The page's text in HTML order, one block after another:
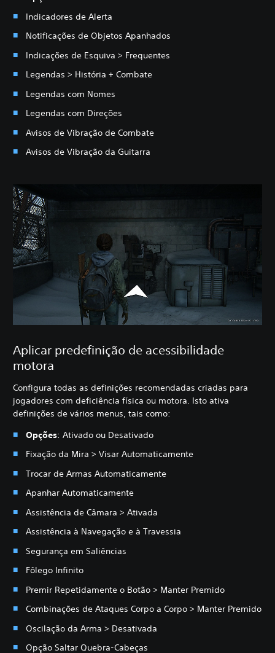
Indicadores de Alerta
Notificações de Objetos Apanhados
Indicações de Esquiva > Frequentes
Legendas > História + Combate
Legendas com Nomes
Legendas com Direções
Avisos de Vibração de Combate
Avisos de Vibração da Guitarra
Aplicar predefinição de acessibilidade
motora
Configura todas as definições recomendadas criadas para
jogadores com deficiência física ou motora. Isto ativa
definições de vários menus, tais como:
Opções: Ativado ou Desativado
Fixação da Mira > Visar Automaticamente
Trocar de Armas Automaticamente
Apanhar Automaticamente
Assistência de Câmara > Ativada
Assistência à Navegação e à Travessia
Segurança em Saliências
Fôlego Infinito
Premir Repetidamente o Botão > Manter Premido
Combinações de Ataques Corpo a Corpo > Manter Premido
Oscilação da Arma > Desativada
Opção Saltar Quebra-Cabeças